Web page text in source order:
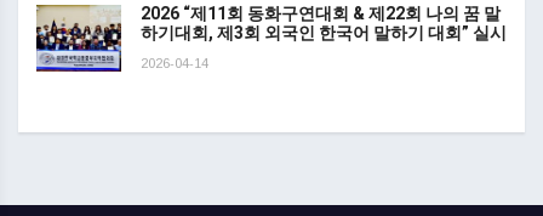
2026 “제11회 동화구연대회 & 제22회 나의 꿈 말
하기대회, 제3회 외국인 한국어 말하기 대회” 실시
2026-04-14